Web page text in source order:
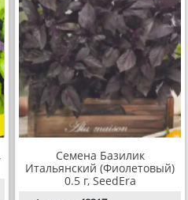
Семена Базилик
Итальянский (Фиолетовый)
0.5 г, SeedEra